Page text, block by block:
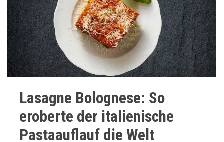
Lasagne Bolognese: So
eroberte der italienische
Pastaauflauf die Welt